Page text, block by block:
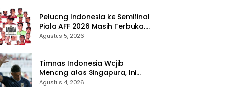
Peluang Indonesia ke Semifinal
Piala AFF 2026 Masih Terbuka,
Garuda Wajib Taklukkan
Agustus 5, 2026
Timnas Indonesia Wajib
Menang atas Singapura, Ini
Skenario Garuda Lolos ke
Agustus 4, 2026